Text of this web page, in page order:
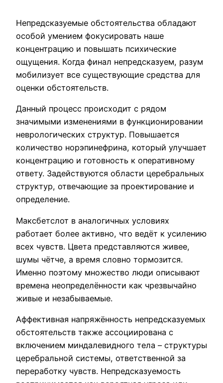
Непредсказуемые обстоятельства обладают
особой умением фокусировать наше
концентрацию и повышать психические
ощущения. Когда финал непредсказуем, разум
мобилизует все существующие средства для
оценки обстоятельств.
Данный процесс происходит с рядом
значимыми изменениями в функционировании
неврологических структур. Повышается
количество норэпинефрина, который улучшает
концентрацию и готовность к оперативному
ответу. Задействуются области церебральных
структур, отвечающие за проектирование и
определение.
Максбетслот в аналогичных условиях
работает более активно, что ведёт к усилению
всех чувств. Цвета представляются живее,
шумы чётче, а время словно тормозится.
Именно поэтому множество люди описывают
времена неопределённости как чрезвычайно
живые и незабываемые.
Аффективная напряжённость непредсказуемых
обстоятельств также ассоциирована с
включением миндалевидного тела – структуры
церебральной системы, ответственной за
переработку чувств. Непредсказуемость